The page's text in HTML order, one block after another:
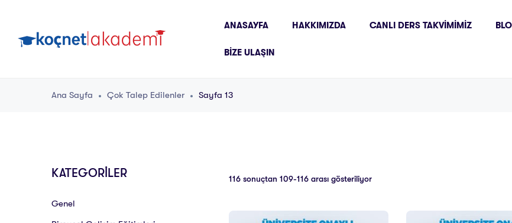
ANASAYFA HAKKIMIZDA CANLI DERS TAKVIMIMIZ
BIZE ULAŞIN
Ana Sayfa Çok Talep Edilenler Sayfa 13
KATEGORİLER
Genel
116 sonuçtan 109-116 arası gösteriliyor